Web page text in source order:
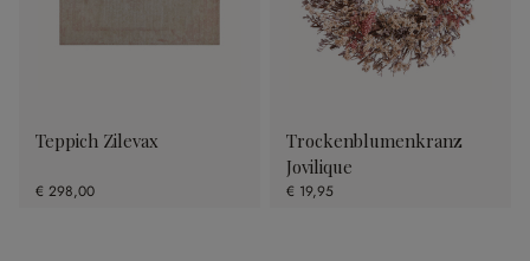
Teppich Zilevax
€ 298,00
Trockenblumenkranz
Jovilique
€ 19,95